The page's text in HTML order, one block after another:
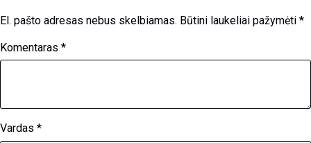
El. pašto adresas nebus skelbiamas. Būtini laukeliai pažymėti *
Komentaras *
Vardas *